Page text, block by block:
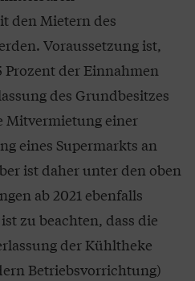
den Mietern des
Voraussetzung ist,
Prozent der Einnahmen
des Grundbesitzes
Mitvermietung einer
eines Supermarkts an
ist daher unter den oben
ab 2021 ebenfalls
zu beachten, dass die
der Kühltheke
Betriebsvorrichtung)